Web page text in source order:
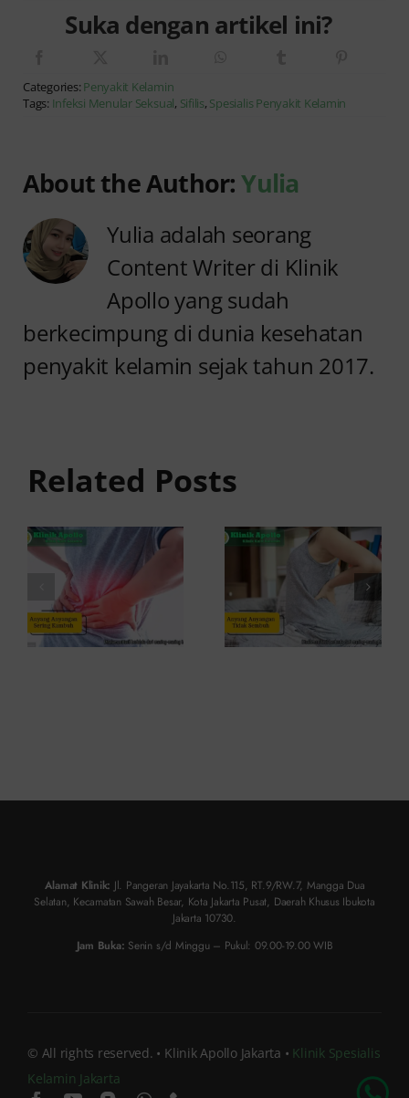
Suka dengan artikel ini?
Categories: Penyakit Kelamin
Tags: Infeksi Menular Seksual, Sifilis, Spesialis Penyakit Kelamin
About the Author:Yulia
Yulia adalah seorang
Content Writer di Klinik
Apollo yang sudah
berkecimpung di dunia kesehatan
penyakit kelamin sejak tahun 2017.
Related Posts
Penyebab
Sering
Kambuh
dan Cara
Atasinya
Anyang
Penyebab
dan
Solusinya
Alamat Klinik: Jl. Pangeran Jayakarta No.115, RT.9/RW.7, Mangga Dua
Selatan, Kecamatan Sawah Besar, Kota Jakarta Pusat, Daerah Khusus Ibukota
Jakarta 10730.
Jam Buka: Senin s/d Minggu – Pukul: 09.00-19.00 WIB
© All rights reserved. • Klinik Apollo Jakarta • Klinik Spesialis
Kelamin Jakarta